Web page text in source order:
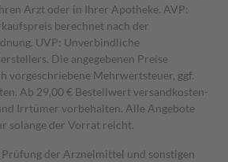
Arzt oder in Ihrer Apotheke. AVP:
berechnet nach der
UVP: Unverbindliche
Die angegebenen Preise
vorgeschriebene Mehrwertsteuer, ggf.
Ab 29,00 € Bestell­wert versand­kosten­
Irrtümer vorbehalten. Alle Angebote
solange der Vorrat reicht.
der Arzneimittel und sonstigen